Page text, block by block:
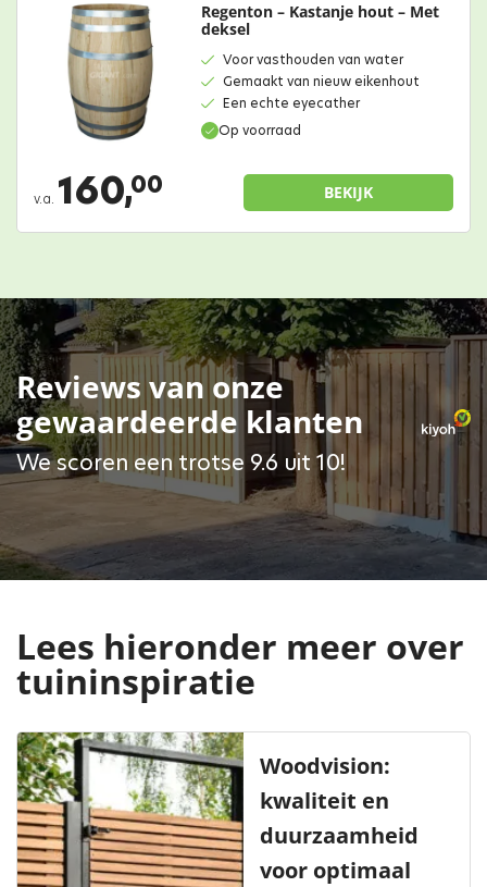
Op voorraad
Regenton – Kastanje hout – Met
deksel
Voor vasthouden van water
Gemaakt van nieuw eikenhout
Een echte eyecather
v.a. 160,00 BEKIJK
Reviews van onze
gewaardeerde klanten
We scoren een trotse 9.6 uit 10!
Lees hieronder meer over
tuininspiratie
Woodvision:
kwaliteit en
duurzaamheid
voor optimaal